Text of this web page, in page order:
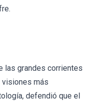
las grandes corrientes
visiones más
defendió que el